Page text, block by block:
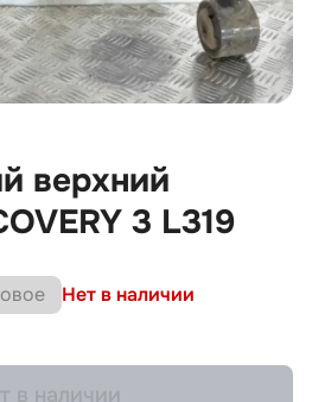
верхний
3 L319
Нет в наличии
в наличии